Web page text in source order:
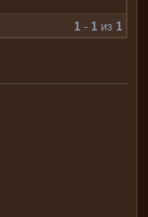
1 - 1 из 1